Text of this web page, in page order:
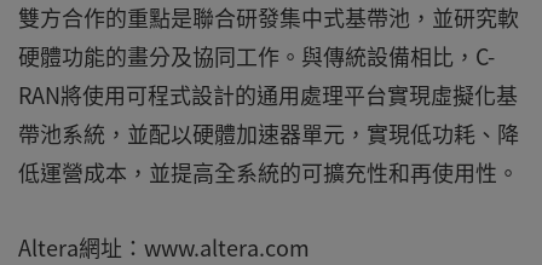
雙方合作的重點是聯合研發集中式基帶池，並研究軟
硬體功能的畫分及協同工作。與傳統設備相比，C-
RAN將使用可程式設計的通用處理平台實現虛擬化基
帶池系統，並配以硬體加速器單元，實現低功耗、降
低運營成本，並提高全系統的可擴充性和再使用性。
Altera網址：www.altera.com